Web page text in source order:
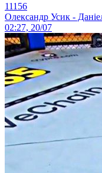
11156
Олександр Усик -
02:27, 20/07